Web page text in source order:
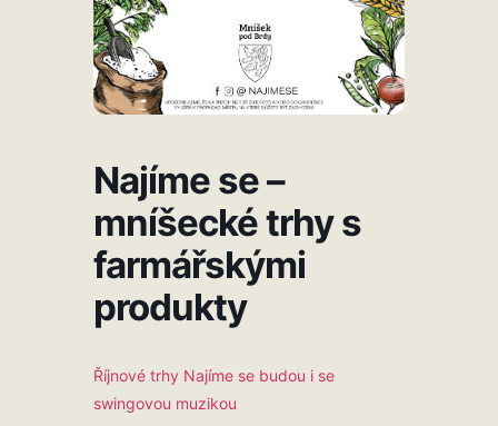
Najíme se –
mníšecké trhy s
farmářskými
produkty
Říjnové trhy Najíme se budou i se
swingovou muzikou